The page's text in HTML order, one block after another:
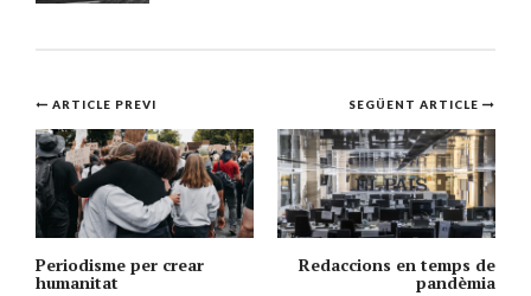
Navegació
per
l'article
SEGÜENT ARTICLE
Redaccions en temps de
pandèmia
ARTICLE PREVI
Periodisme per crear
humanitat